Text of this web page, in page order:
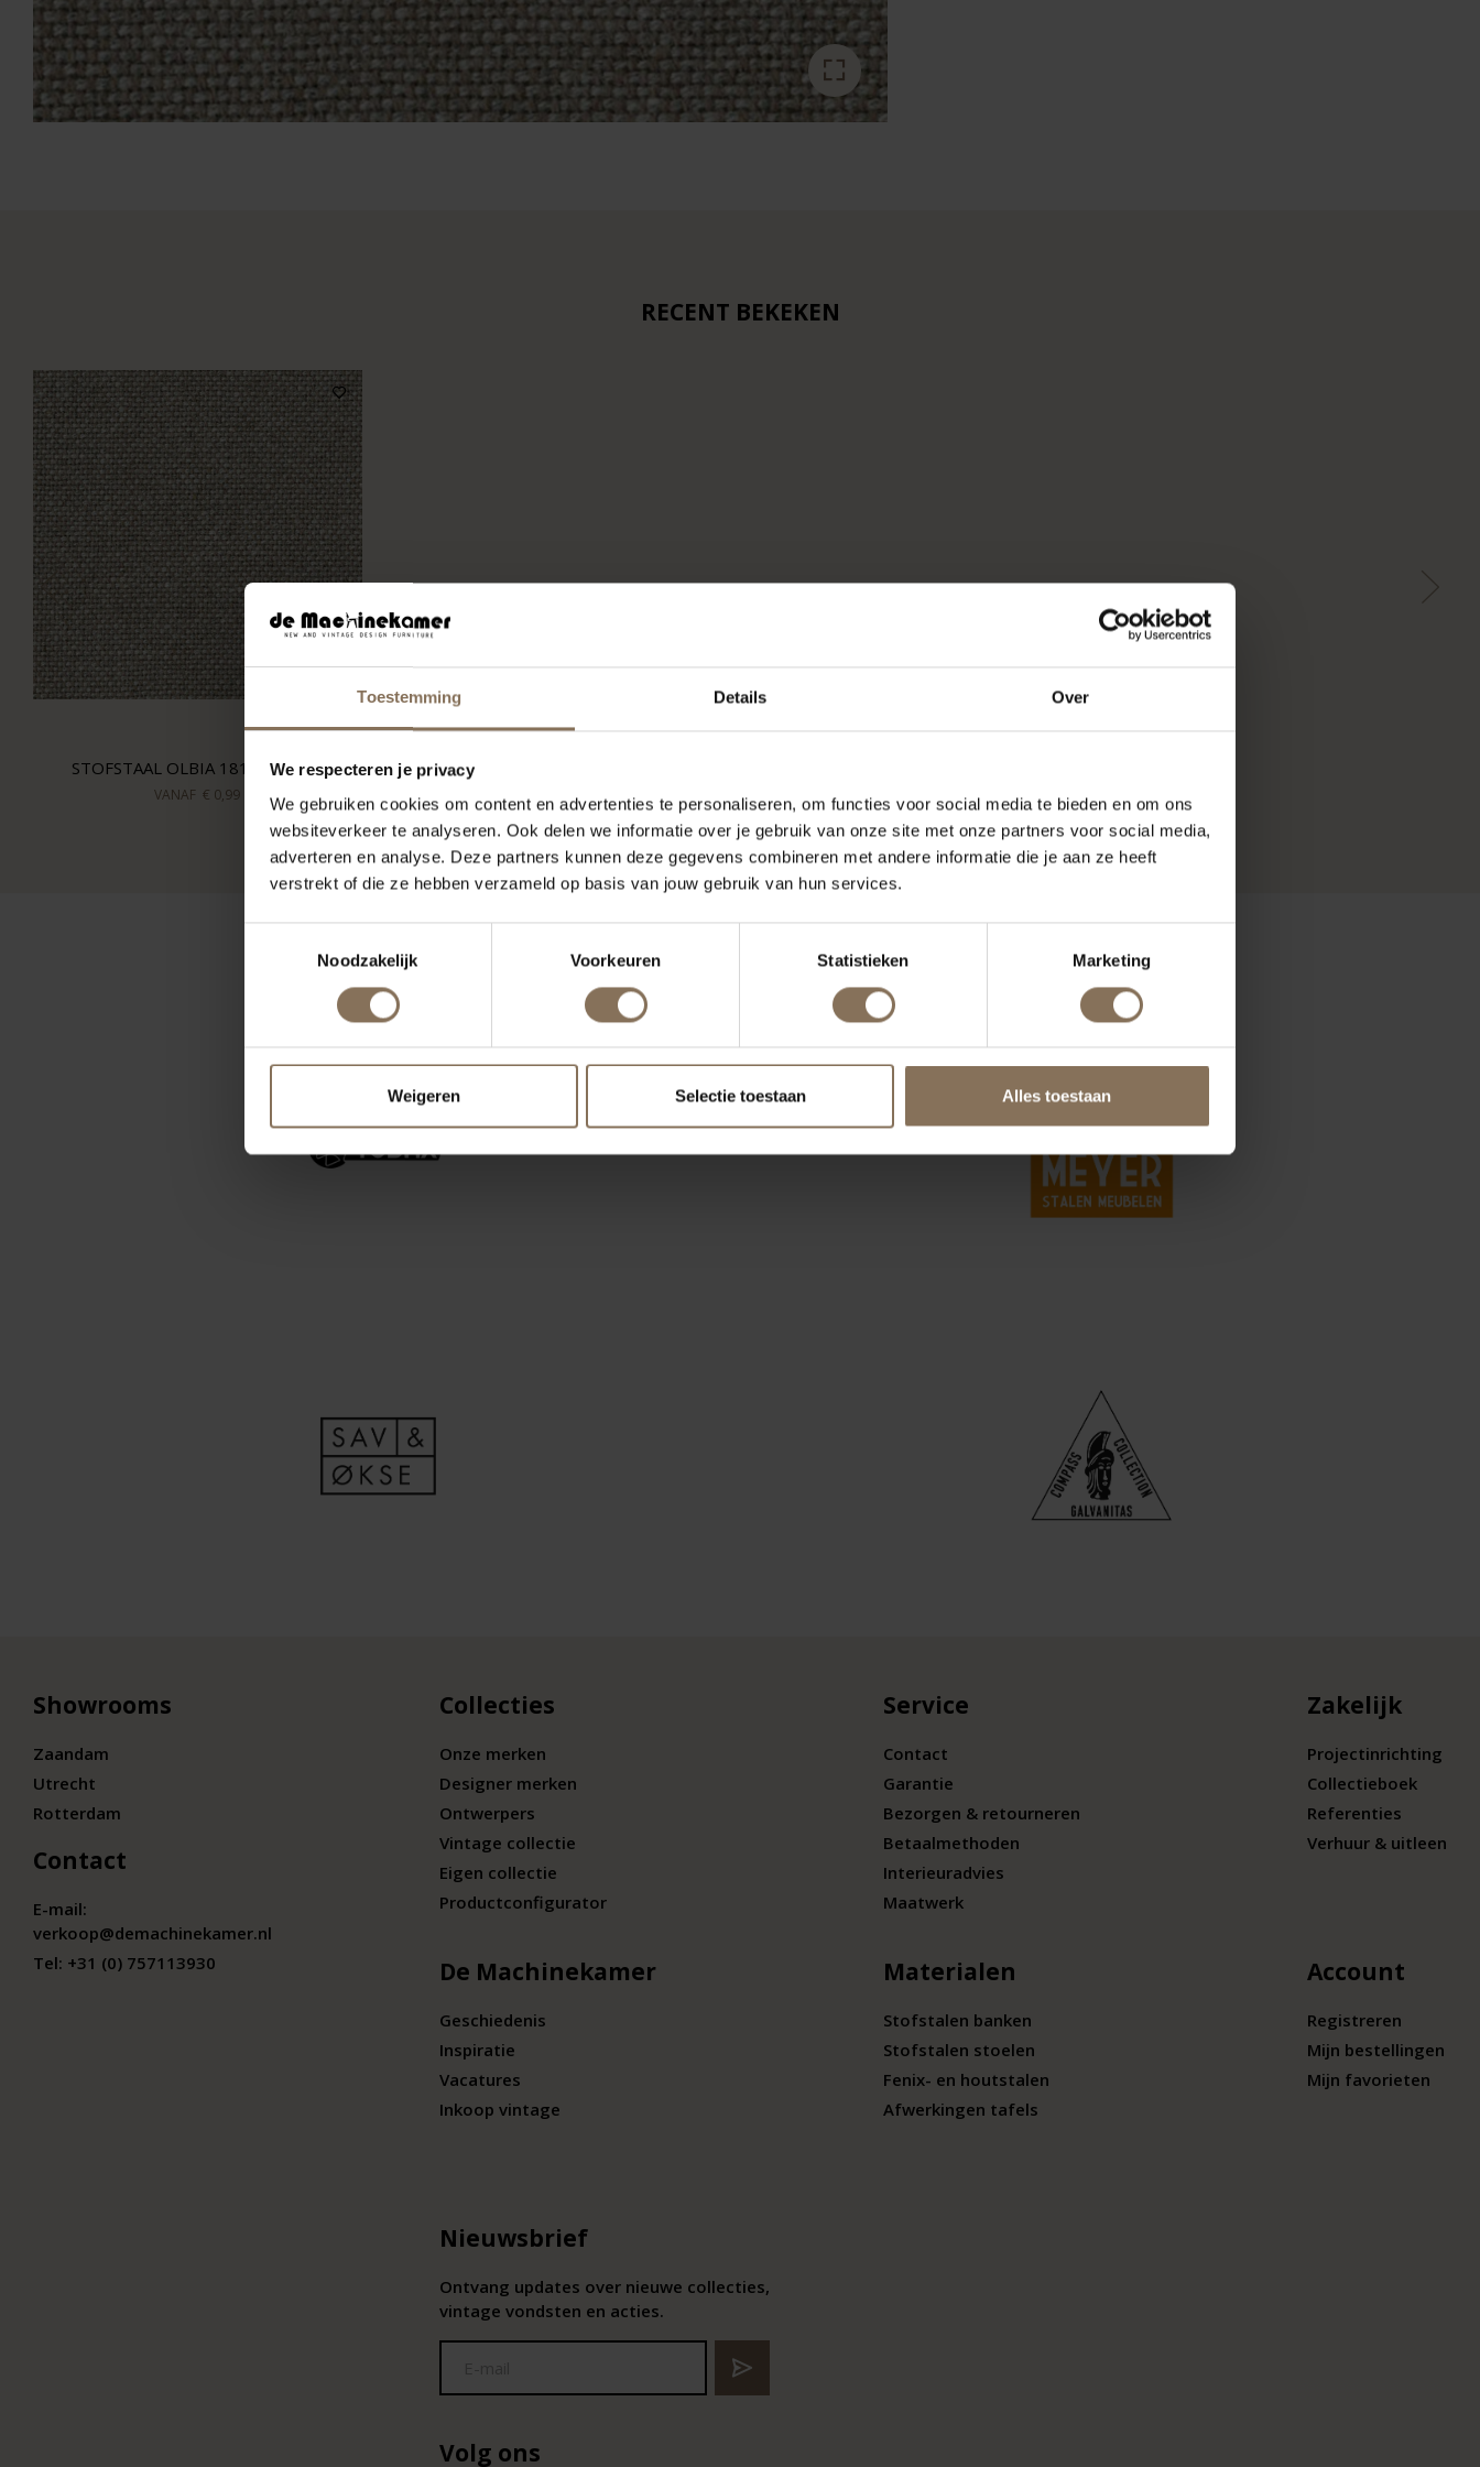
Toestemming Details Over
We respecteren je privacy
We gebruiken cookies om content en advertenties te personaliseren, om functies voor social media te bieden en om ons
websiteverkeer te analyseren. Ook delen we informatie over je gebruik van onze site met onze partners voor social media,
adverteren en analyse. Deze partners kunnen deze gegevens combineren met andere informatie die je aan ze heeft
verstrekt of die ze hebben verzameld op basis van jouw gebruik van hun services.
Noodzakelijk
Voorkeuren Statistieken Marketing
Weigeren Selectie toestaan Alles toestaan
RECENT BEKEKEN
STOFSTAAL OLBIA 181 | STONE
VANAF € 0,99
ONZE MERKEN
Showrooms
Zaandam
Utrecht
Rotterdam
Contact
E-mail:
verkoop@demachinekamer.nl
Tel: +31 (0) 757113930
Collecties
Onze merken
Designer merken
Ontwerpers
Vintage collectie
Eigen collectie
Productconfigurator
De Machinekamer
Geschiedenis
Inspiratie
Vacatures
Inkoop vintage
Service
Contact
Garantie
Bezorgen & retourneren
Betaalmethoden
Interieuradvies
Maatwerk
Materialen
Stofstalen banken
Stofstalen stoelen
Fenix- en houtstalen
Afwerkingen tafels
Zakelijk
Projectinrichting
Collectieboek
Referenties
Verhuur & uitleen
Account
Registreren
Mijn bestellingen
Mijn favorieten
Nieuwsbrief
Ontvang updates over nieuwe collecties,
vintage vondsten en acties.
Volg ons